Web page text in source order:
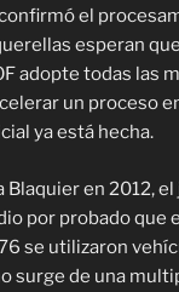
el
esperan
adopte todas las
un proceso
ya está hecha.
Blaquier en 2012,
por probado que
se utilizaron
surge de una